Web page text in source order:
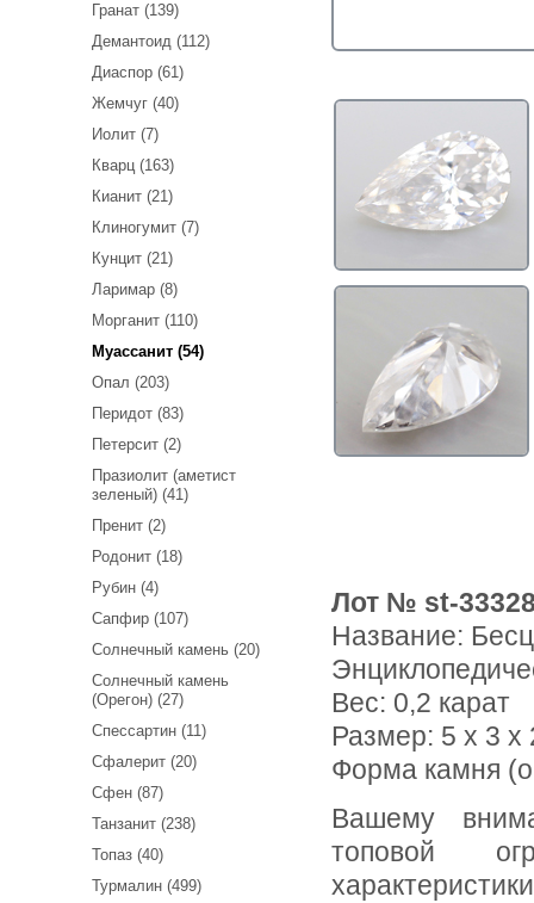
Гранат (139)
Демантоид (112)
Диаспор (61)
Жемчуг (40)
Иолит (7)
Кварц (163)
Кианит (21)
Клиногумит (7)
Кунцит (21)
Ларимар (8)
Морганит (110)
Муассанит (54)
Опал (203)
Перидот (83)
Петерсит (2)
Празиолит (аметист
зеленый) (41)
Пренит (2)
Родонит (18)
Рубин (4)
Сапфир (107)
Солнечный камень (20)
Солнечный камень
(Орегон) (27)
Спессартин (11)
Сфалерит (20)
Сфен (87)
Танзанит (238)
Топаз (40)
Турмалин (499)
Лот № st-
Название:
Вес: 0,2 карат
Размер: 5 x 3 x
Форма камня
Вашему вниманию предлагаются бесцветный муассанит
топовой